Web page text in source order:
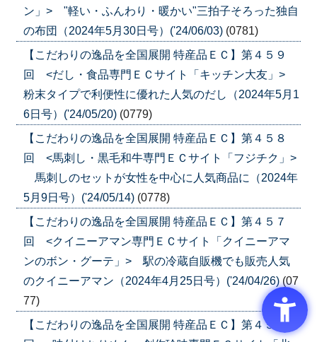
ン」> "軽い・ふんわり・暖かい"三拍子そろった独自
の布団（2024年5月30日号）('24/06/03) (0781)
【こだわりの逸品を全国展開 特産品ＥＣ】第４５９
回 <だし・食品専門ＥＣサイト「キッチン大友」>
粉末タイプで利便性に優れた人気のだし（2024年5月1
6日号）('24/05/20) (0779)
【こだわりの逸品を全国展開 特産品ＥＣ】第４５８
回 <馬刺し・黒毛和牛専門ＥＣサイト「フジチク」>
馬刺しのセットが女性を中心に人気商品に（2024年
5月9日号）('24/05/14) (0778)
【こだわりの逸品を全国展開 特産品ＥＣ】第４５７
回 <クイニーアマン専門ＥＣサイト「クイニーアマ
ンのボン・グーテ」> 駅の冷蔵自販機でも販売人気
のクイニーアマン（2024年4月25日号）('24/04/26)(07
77)
【こだわりの逸品を全国展開 特産品ＥＣ】第４５６